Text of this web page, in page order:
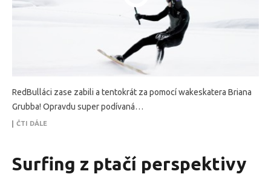
RedBulláci zase zabili a tentokrát za pomocí wakeskatera Briana
Grubba! Opravdu super podívaná…
ČTI DÁLE
Surfing z ptačí perspektivy